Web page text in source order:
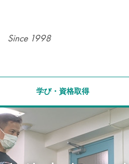
Since 1998
学び・資格取得